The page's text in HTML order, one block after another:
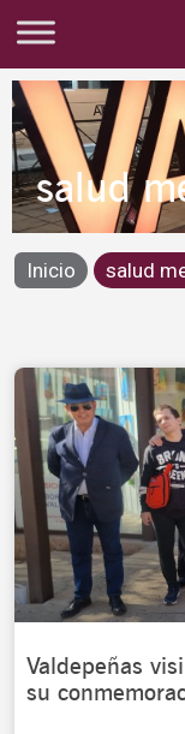
salud
Inicio salud
Valdepeñas
su